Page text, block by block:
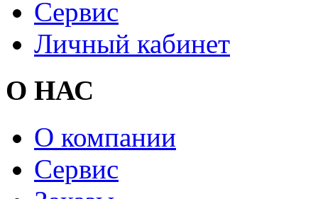
Сервис
Личный кабинет
О НАС
О компании
Сервис